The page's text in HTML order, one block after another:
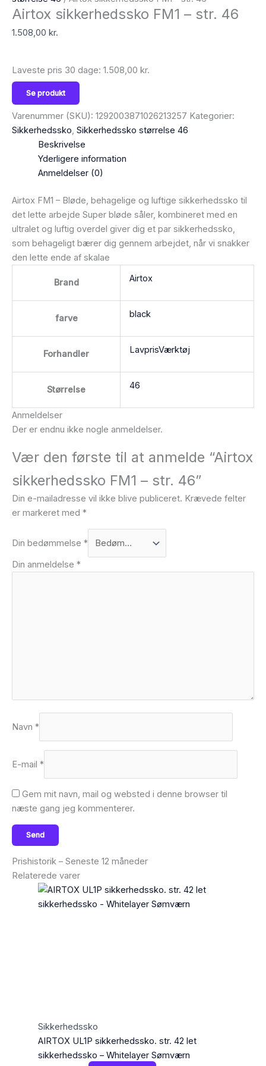
Airtox sikkerhedssko FM1 – str. 46
1.508,00 kr.
Laveste pris 30 dage: 1.508,00 kr.
Se produkt
Varenummer (SKU): 1292003871026213257 Kategorier:
Sikkerhedssko, Sikkerhedssko størrelse 46
Beskrivelse
Yderligere information
Anmeldelser (0)
Airtox FM1 – Bløde, behagelige og luftige sikkerhedssko til
det lette arbejde Super bløde såler, kombineret med en
ultralet og luftig overdel giver dig et par sikkerhedssko,
som behageligt bærer dig gennem arbejdet, når vi snakker
den lette ende af skalae
Brand Airtox
farve black
Forhandler LavprisVærktøj
Størrelse 46
Anmeldelser
Der er endnu ikke nogle anmeldelser.
Vær den første til at anmelde “Airtox
sikkerhedssko FM1 – str. 46”
Din e-mailadresse vil ikke blive publiceret. Krævede felter
er markeret med *
Din bedømmelse *
Din anmeldelse *
Navn *
E-mail *
Gem mit navn, mail og websted i denne browser til
næste gang jeg kommenterer.
Prishistorik – Seneste 12 måneder
Relaterede varer
Sikkerhedssko
AIRTOX UL1P sikkerhedssko. str. 42 let
sikkerhedssko – Whitelayer Sømværn